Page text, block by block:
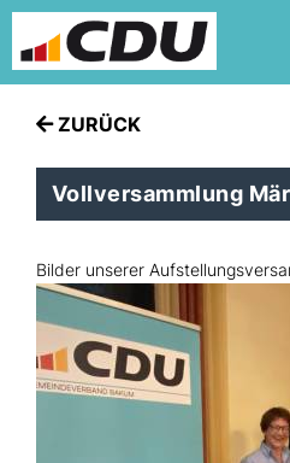
ZURÜCK
Vollversammlung
Bilder unserer